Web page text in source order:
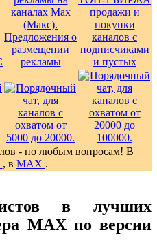
- по любым вопросам! В
, в MAX .
в лучших
MAX по версии